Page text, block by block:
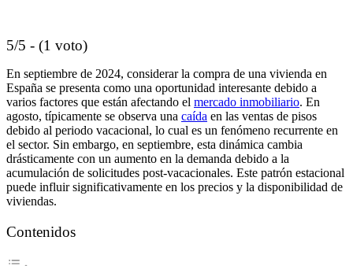
5/5 - (1 voto)
En septiembre de 2024, considerar la compra de una vivienda en
España se presenta como una oportunidad interesante debido a
varios factores que están afectando el mercado inmobiliario. En
agosto, típicamente se observa una caída en las ventas de pisos
debido al periodo vacacional, lo cual es un fenómeno recurrente en
el sector. Sin embargo, en septiembre, esta dinámica cambia
drásticamente con un aumento en la demanda debido a la
acumulación de solicitudes post-vacacionales. Este patrón estacional
puede influir significativamente en los precios y la disponibilidad de
viviendas.
Contenidos